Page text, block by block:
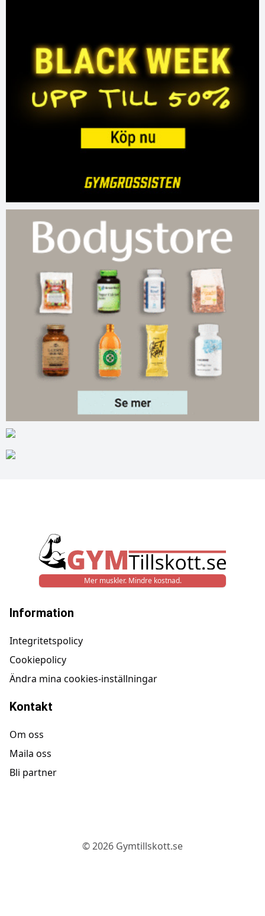
Mer muskler. Mindre kostnad.
Information
Integritetspolicy
Cookiepolicy
Ändra mina cookies-inställningar
Kontakt
Om oss
Maila oss
Bli partner
©2026 Gymtillskott.se